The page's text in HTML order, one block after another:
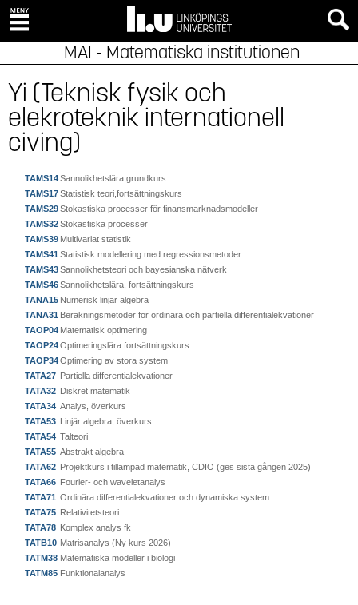
MAI - Matematiska institutionen
Yi (Teknisk fysik och
elekroteknik internationell
civing)
TAMS14Sannolikhetslära,grundkurs
TAMS17Statistisk teori,fortsättningskurs
TAMS29Stokastiska processer för finansmarknadsmodeller
TAMS32Stokastiska processer
TAMS39 Multivariat statistik
TAMS41 Statistisk modellering med regressionsmetoder
TAMS43Sannolikhetsteori och bayesianska nätverk
TAMS46Sannolikhetslära, fortsättningskurs
TANA15 Numerisk linjär algebra
TANA31 Beräkningsmetoder för ordinära och partiella differentialekvationer
TAOP04 Matematisk optimering
TAOP24Optimeringslära fortsättningskurs
TAOP34Optimering av stora system
TATA27 Partiella differentialekvationer
TATA32 Diskret matematik
TATA34 Analys, överkurs
TATA53 Linjär algebra, överkurs
TATA54 Talteori
TATA55 Abstrakt algebra
TATA62 Projektkurs i tillämpad matematik, CDIO (ges sista gången 2025)
TATA66 Fourier- och waveletanalys
TATA71 Ordinära differentialekvationer och dynamiska system
TATA75 Relativitetsteori
TATA78 Komplex analys fk
TATB10 Matrisanalys (Ny kurs 2026)
TATM38 Matematiska modeller i biologi
TATM85 Funktionalanalys